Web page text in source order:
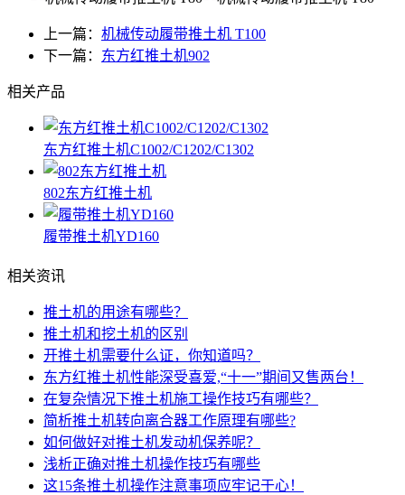
上一篇： 机械传动履带推土机 T100
下一篇： 东方红推土机902
相关产品
东方红推土机C1002/C1202/C1302
802东方红推土机
履带推土机YD160
相关资讯
推土机的用途有哪些？
推土机和挖土机的区别
开推土机需要什么证，你知道吗？
东方红推土机性能深受喜爱,“十一”期间又售两台！
在复杂情况下推土机施工操作技巧有哪些？
简析推土机转向离合器工作原理有哪些?
如何做好对推土机发动机保养呢？
浅析正确对推土机操作技巧有哪些
这15条推土机操作注意事项应牢记于心！